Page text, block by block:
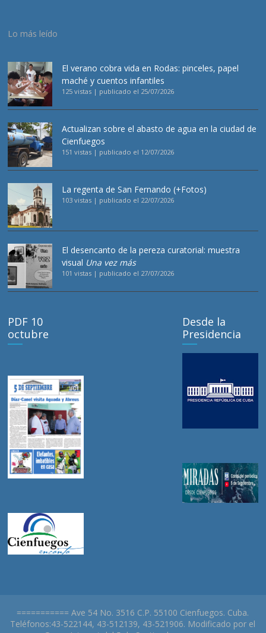
Lo más leído
El verano cobra vida en Rodas: pinceles, papel
maché y cuentos infantiles
125 vistas | publicado el 25/07/2026
Actualizan sobre el abasto de agua en la ciudad de
Cienfuegos
151 vistas | publicado el 12/07/2026
La regenta de San Fernando (+Fotos)
103 vistas | publicado el 22/07/2026
El desencanto de la pereza curatorial: muestra
visual Una vez más
101 vistas | publicado el 27/07/2026
PDF 10
octubre
Desde la
Presidencia
=========== Ave 54 No. 3516 C.P. 55100 Cienfuegos. Cuba.
Teléfonos:43-522144, 43-512139, 43-521906. Modificado por el